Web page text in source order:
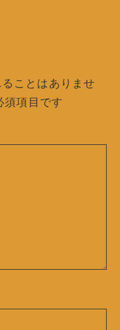
ことはありませ
須項目です